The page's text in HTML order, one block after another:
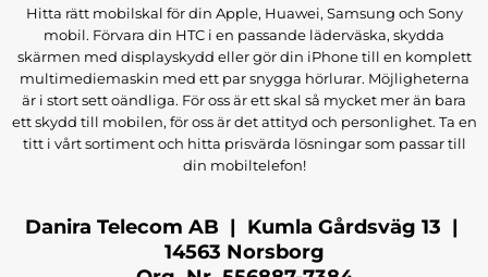
Hitta rätt mobilskal för din Apple, Huawei, Samsung och Sony
mobil. Förvara din HTC i en passande läderväska, skydda
skärmen med displayskydd eller gör din iPhone till en komplett
multimediemaskin med ett par snygga hörlurar. Möjligheterna
är i stort sett oändliga. För oss är ett skal så mycket mer än bara
ett skydd till mobilen, för oss är det attityd och personlighet. Ta en
titt i vårt sortiment och hitta prisvärda lösningar som passar till
din mobiltelefon!
Danira Telecom AB | Kumla Gårdsväg 13 |
14563 Norsborg